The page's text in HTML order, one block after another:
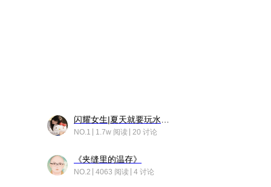
NO.1 1.7w 阅读 20 讨论
《夹缝里的温存》
NO.2 4063 阅读 4 讨论